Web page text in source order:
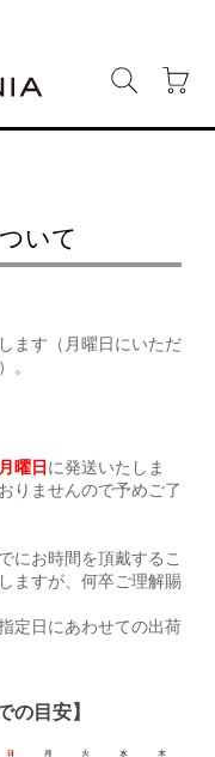
いて
ます（月曜日にいただ
。
曜日に発送いたしま
りませんので予めご了
にお時間を頂戴するこ
ますが、何卒ご理解賜
定日にあわせての出荷
の目安】